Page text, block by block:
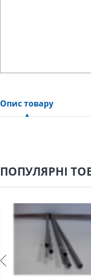
Опис товару
ПОПУЛЯРНІ